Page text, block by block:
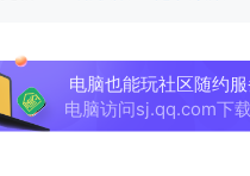
电脑也能玩社区随约服
电脑访问sj.qq.com下